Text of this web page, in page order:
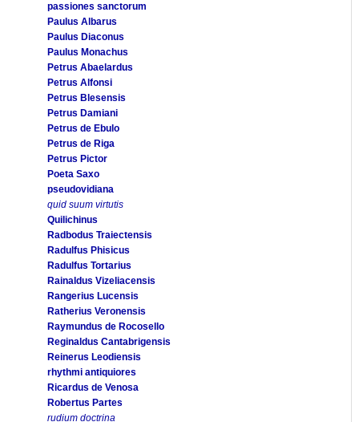
passiones sanctorum
Paulus Albarus
Paulus Diaconus
Paulus Monachus
Petrus Abaelardus
Petrus Alfonsi
Petrus Blesensis
Petrus Damiani
Petrus de Ebulo
Petrus de Riga
Petrus Pictor
Poeta Saxo
pseudovidiana
quid suum virtutis
Quilichinus
Radbodus Traiectensis
Radulfus Phisicus
Radulfus Tortarius
Rainaldus Vizeliacensis
Rangerius Lucensis
Ratherius Veronensis
Raymundus de Rocosello
Reginaldus Cantabrigensis
Reinerus Leodiensis
rhythmi antiquiores
Ricardus de Venosa
Robertus Partes
rudium doctrina